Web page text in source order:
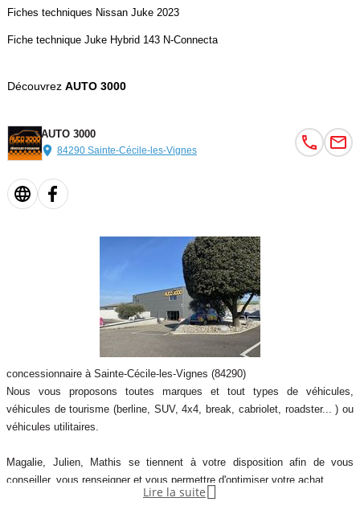
Fiches techniques Nissan Juke 2023
Fiche technique Juke Hybrid 143 N-Connecta
Découvrez AUTO 3000
AUTO 3000
84290 Sainte-Cécile-les-Vignes
concessionnaire à Sainte-Cécile-les-Vignes (84290)
Nous vous proposons toutes marques et tout types de véhicules,
véhicules de tourisme (berline, SUV, 4x4, break, cabriolet, roadster... ) ou
véhicules utilitaires.
Magalie, Julien, Mathis se tiennent à votre disposition afin de vous
conseiller, vous renseigner et vous permettre d'optimiser votre achat.
Lire la suite 